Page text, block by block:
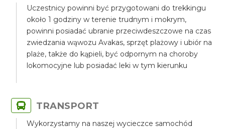
Uczestnicy powinni być przygotowani do trekkingu
około 1 godziny w terenie trudnym i mokrym,
powinni posiadać ubranie przeciwdeszczowe na czas
zwiedzania wąwozu Avakas, sprzęt plażowy i ubiór na
plaże, także do kąpieli, być odpornym na choroby
lokomocyjne lub posiadać leki w tym kierunku
TRANSPORT
Wykorzystamy na naszej wycieczce samochód